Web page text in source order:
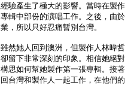
經驗產生了極大的影響。當時在製
專輯中部份的演唱工作。之後，由
業，所以只好忍痛暫別台灣。
雖然她人回到澳洲，但製作人林暐
卻留下非常深刻的印象。相信她絕
構思如何幫她製作第一張專輯。接
回台灣和製作人一起工作，在他們